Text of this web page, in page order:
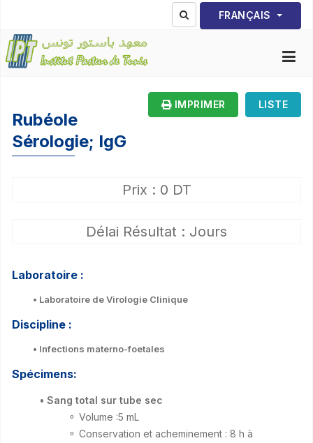
Sélectionnez votre
FRANÇAIS
LISTE
IMPRIMER
Rubéole
Sérologie; IgG
Prix : 0 DT
Délai Résultat : Jours
Laboratoire :
• Laboratoire de Virologie Clinique
Discipline :
• Infections materno-foetales
Spécimens:
• Sang total sur tube sec
⚬ Volume :5 mL
⚬ Conservation et acheminement : 8 h à